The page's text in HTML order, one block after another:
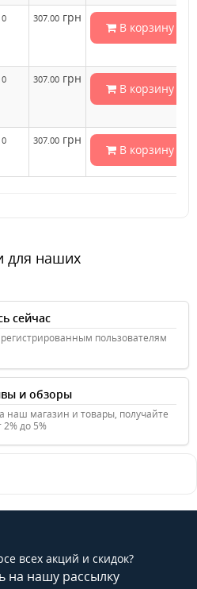
0 307.00 грн
В корзину
0 307.00 грн
В корзину
0 307.00 грн
В корзину
для наших
сейчас
пользователям
и обзоры
наш магазин и товары, получайте
2% до 5%
всех акций и скидок?
на нашу рассылку